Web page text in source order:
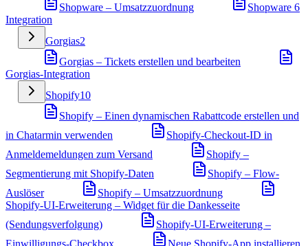
Shopware – Umsatzzuordnung
Shopware 6
Integration
Gorgias2
Gorgias – Tickets erstellen und bearbeiten
Gorgias-Integration
Shopify10
Shopify – Einen dynamischen Rabattcode erstellen und
in Chatarmin verwenden
Shopify-Checkout-ID in
Anmeldemeldungen zum Versand
Shopify –
Segmentierung mit Shopify-Daten
Shopify – Flow-
Auslöser
Shopify – Umsatzzuordnung
Shopify-UI-Erweiterung – Widget für die Dankesseite
(Sendungsverfolgung)
Shopify-UI-Erweiterung –
Einwilligungs-Checkbox
Neue Shopify-App installieren